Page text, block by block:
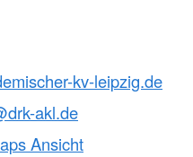
kv-leipzig.de
akl.de
Ansicht